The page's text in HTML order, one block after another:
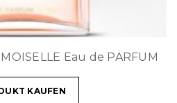
Eau de PARFUM
KAUFEN